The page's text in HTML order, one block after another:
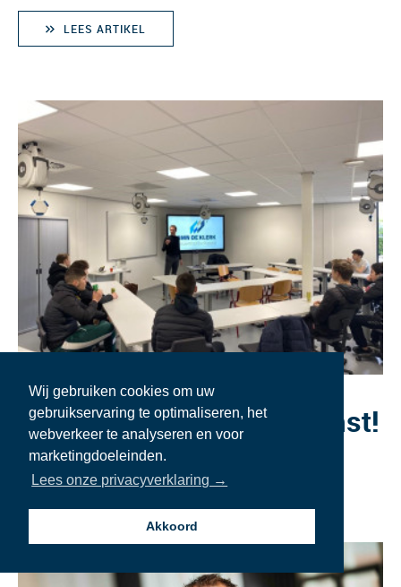
Wij gebruiken cookies om uw
gebruikservaring te optimaliseren, het
webverkeer te analyseren en voor
marketingdoeleinden.
Lees onze privacyverklaring →
Akkoord
LEES ARTIKEL
3 MAART 2022
De jeugd heeft de toekomst!